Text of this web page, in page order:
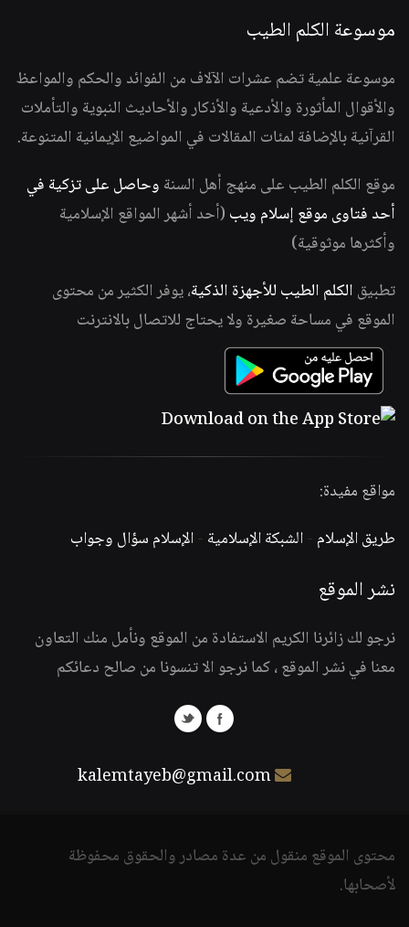
موسوعة الكلم الطيب
موسوعة علمية تضم عشرات الآلاف من الفوائد والحكم والمواعظ
والأقوال المأثورة والأدعية والأذكار والأحاديث النبوية والتأملات
القرآنية بالإضافة لمئات المقالات في المواضيع الإيمانية المتنوعة.
موقع الكلم الطيب على منهج أهل السنة وحاصل على تزكية في
أحد فتاوى موقع إسلام ويب (أحد أشهر المواقع الإسلامية
وأكثرها موثوقية)
تطبيق الكلم الطيب للأجهزة الذكية، يوفر الكثير من محتوى
الموقع في مساحة صغيرة ولا يحتاج للاتصال بالانترنت
مواقع مفيدة:
طريق الإسلام -الشبكة الإسلامية -الإسلام سؤال وجواب
نشر الموقع
نرجو لك زائرنا الكريم الاستفادة من الموقع ونأمل منك التعاون
معنا في نشر الموقع ، كما نرجو الا تنسونا من صالح دعائكم
kalemtayeb@gmail.com
محتوى الموقع منقول من عدة مصادر والحقوق محفوظة
لأصحابها.